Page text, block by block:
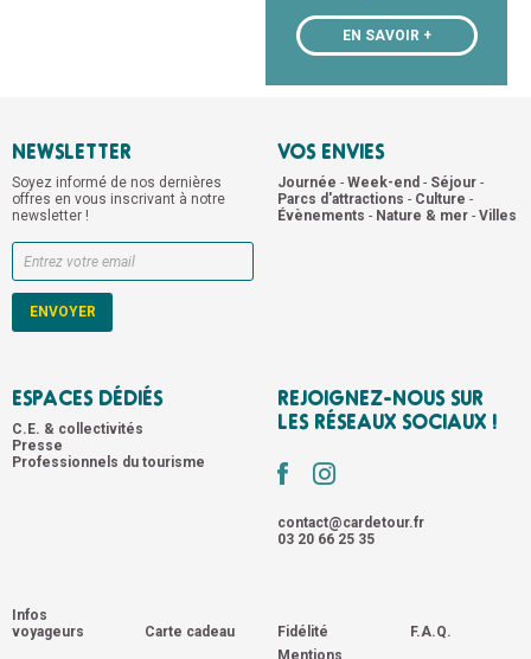
EN SAVOIR +
NEWSLETTER
Soyez informé de nos dernières
offres en vous inscrivant à notre
newsletter !
VOS ENVIES
Journée - Week-end - Séjour -
Parcs d'attractions - Culture -
Évènements - Nature & mer - Villes
ESPACES DÉDIÉS
C.E. & collectivités
Presse
Professionnels du tourisme
REJOIGNEZ-NOUS SUR
LES RÉSEAUX SOCIAUX !
contact@cardetour.fr
03 20 66 25 35
Infos
voyageurs
Carte cadeau Fidélité
F.A.Q.
Mentions